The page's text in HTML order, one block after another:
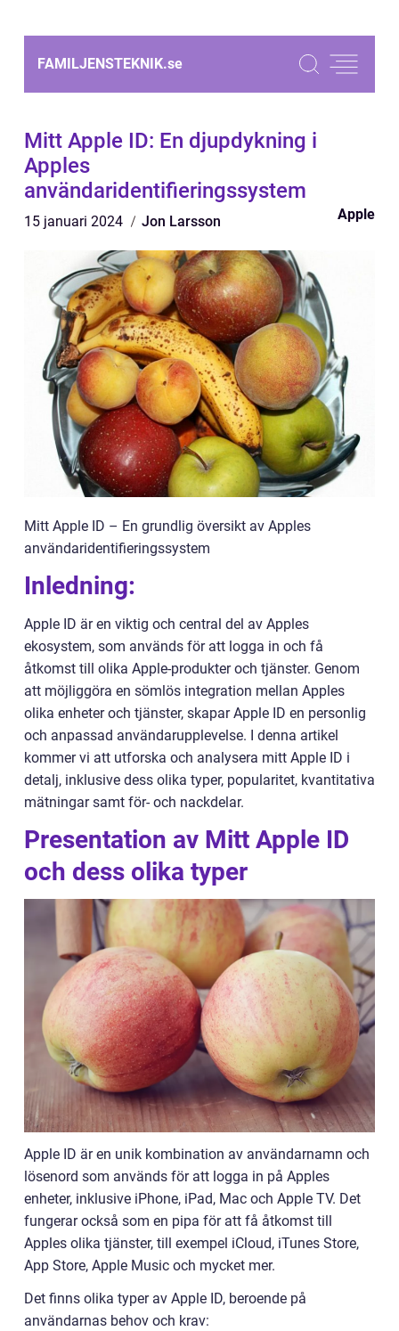
FAMILJENSTEKNIK.se
Mitt Apple ID: En djupdykning i
Apples
användaridentifieringssystem
15 januari 2024 Jon Larsson Apple
Mitt Apple ID – En grundlig översikt av Apples
användaridentifieringssystem
Inledning:
Apple ID är en viktig och central del av Apples
ekosystem, som används för att logga in och få
åtkomst till olika Apple-produkter och tjänster. Genom
att möjliggöra en sömlös integration mellan Apples
olika enheter och tjänster, skapar Apple ID en personlig
och anpassad användarupplevelse. I denna artikel
kommer vi att utforska och analysera mitt Apple ID i
detalj, inklusive dess olika typer, popularitet, kvantitativa
mätningar samt för- och nackdelar.
Presentation av Mitt Apple ID
och dess olika typer
Apple ID är en unik kombination av användarnamn och
lösenord som används för att logga in på Apples
enheter, inklusive iPhone, iPad, Mac och Apple TV. Det
fungerar också som en pipa för att få åtkomst till
Apples olika tjänster, till exempel iCloud, iTunes Store,
App Store, Apple Music och mycket mer.
Det finns olika typer av Apple ID, beroende på
användarnas behov och krav: